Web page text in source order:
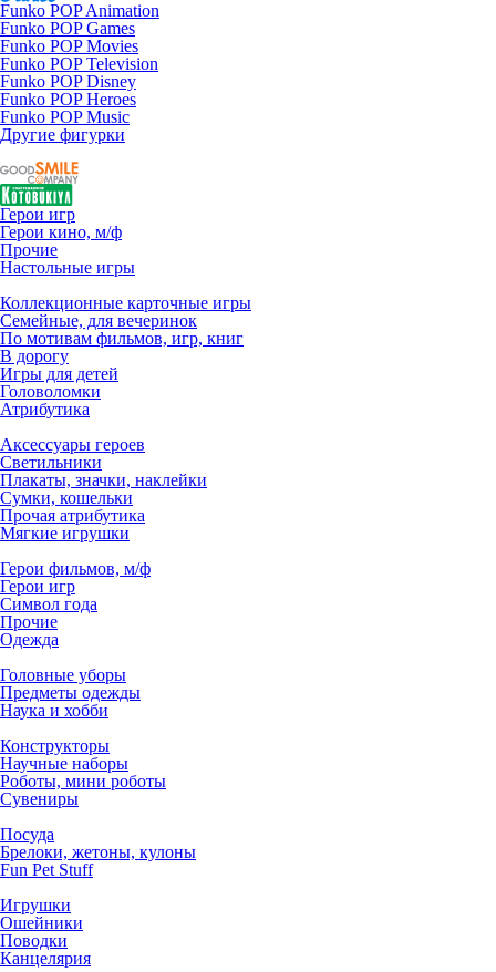
Funko POP Animation
Funko POP Games
Funko POP Movies
Funko POP Television
Funko POP Disney
Funko POP Heroes
Funko POP Music
Другие фигурки
Герои игр
Герои кино, м/ф
Прочие
Настольные игры
Коллекционные карточные игры
Семейные, для вечеринок
По мотивам фильмов, игр, книг
В дорогу
Игры для детей
Головоломки
Атрибутика
Аксессуары героев
Светильники
Плакаты, значки, наклейки
Сумки, кошельки
Прочая атрибутика
Мягкие игрушки
Герои фильмов, м/ф
Герои игр
Символ года
Прочие
Одежда
Головные уборы
Предметы одежды
Наука и хобби
Конструкторы
Научные наборы
Роботы, мини роботы
Сувениры
Посуда
Брелоки, жетоны, кулоны
Fun Pet Stuff
Игрушки
Ошейники
Поводки
Канцелярия